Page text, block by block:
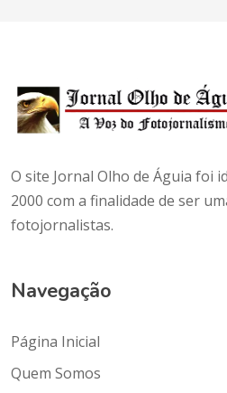
O site Jornal Olho de Águia foi
2000 com a finalidade de ser
fotojornalistas.
Navegação
Página Inicial
Quem Somos